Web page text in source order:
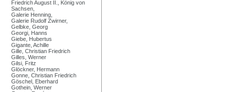
Friedrich August II., König von
Sachsen,
Galerie Henning,
Galerie Rudolf Zwirner,
Gelbke, Georg
Georgi, Hanns
Giebe, Hubertus
Gigante, Achille
Gille, Christian Friedrich
Gilles, Werner
Gilsi, Fritz
Glöckner, Hermann
Gonne, Christian Friedrich
Göschel, Eberhard
Gothein, Werner